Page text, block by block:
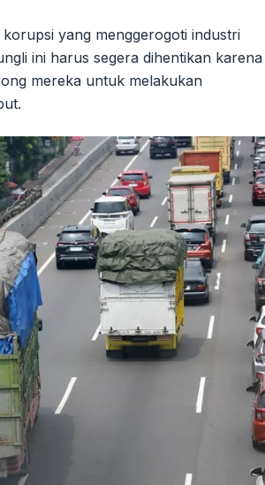
yang menggerogoti industri
ini harus segera dihentikan karena
mereka untuk melakukan